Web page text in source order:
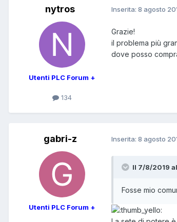
nytros
Utenti PLC Forum +
134
Inserita: 8 agosto
Grazie!
il problema più
dove posso
gabri-z
Utenti PLC Forum +
Inserita: 8 agosto
Il 7/8/2019
Fosse mio